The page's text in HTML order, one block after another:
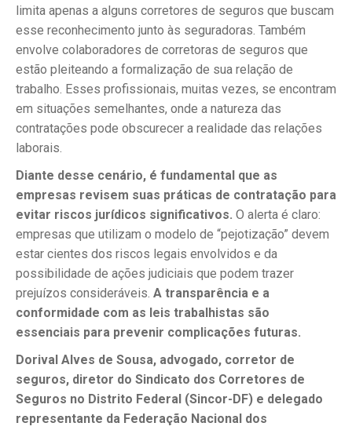
limita apenas a alguns corretores de seguros que buscam
esse reconhecimento junto às seguradoras. Também
envolve colaboradores de corretoras de seguros que
estão pleiteando a formalização de sua relação de
trabalho. Esses profissionais, muitas vezes, se encontram
em situações semelhantes, onde a natureza das
contratações pode obscurecer a realidade das relações
laborais.
Diante desse cenário, é fundamental que as
empresas revisem suas práticas de contratação para
evitar riscos jurídicos significativos. O alerta é claro:
empresas que utilizam o modelo de “pejotização” devem
estar cientes dos riscos legais envolvidos e da
possibilidade de ações judiciais que podem trazer
prejuízos consideráveis. A transparência e a
conformidade com as leis trabalhistas são
essenciais para prevenir complicações futuras.
Dorival Alves de Sousa, advogado, corretor de
seguros, diretor do Sindicato dos Corretores de
Seguros no Distrito Federal (Sincor-DF) e delegado
representante da Federação Nacional dos